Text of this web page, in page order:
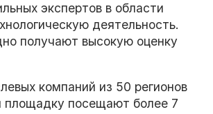
экспертов в области
деятельность.
получают высокую оценку
компаний из 50 регионов
площадку посещают более 7